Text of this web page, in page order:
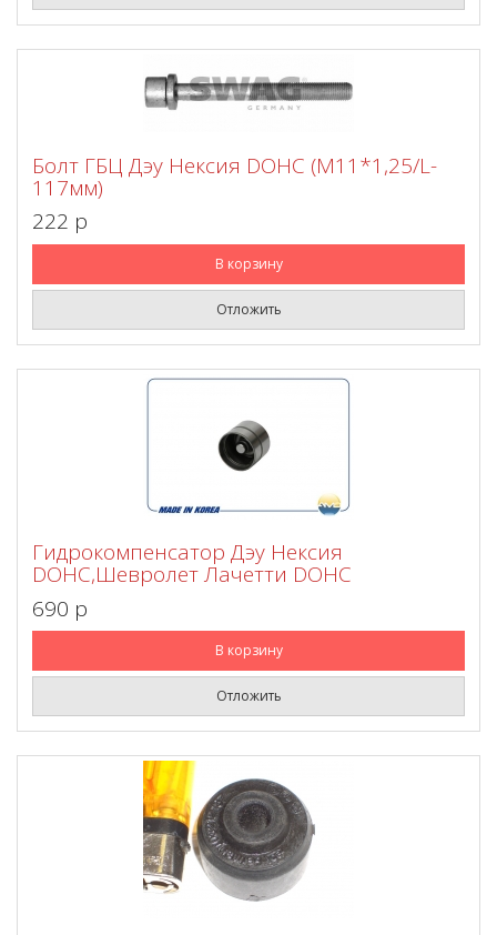
Болт ГБЦ Дэу Нексия DOHC (М11*1,25/L-
117мм)
222 p
В корзину
Отложить
Гидрокомпенсатор Дэу Нексия
DOHC,Шевролет Лачетти DOHC
690 p
В корзину
Отложить